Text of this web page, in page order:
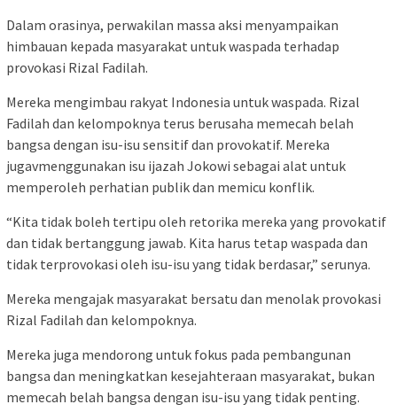
Dalam orasinya, perwakilan massa aksi menyampaikan
himbauan kepada masyarakat untuk waspada terhadap
provokasi Rizal Fadilah.
Mereka mengimbau rakyat Indonesia untuk waspada. Rizal
Fadilah dan kelompoknya terus berusaha memecah belah
bangsa dengan isu-isu sensitif dan provokatif. Mereka
jugavmenggunakan isu ijazah Jokowi sebagai alat untuk
memperoleh perhatian publik dan memicu konflik.
“Kita tidak boleh tertipu oleh retorika mereka yang provokatif
dan tidak bertanggung jawab. Kita harus tetap waspada dan
tidak terprovokasi oleh isu-isu yang tidak berdasar,” serunya.
Mereka mengajak masyarakat bersatu dan menolak provokasi
Rizal Fadilah dan kelompoknya.
Mereka juga mendorong untuk fokus pada pembangunan
bangsa dan meningkatkan kesejahteraan masyarakat, bukan
memecah belah bangsa dengan isu-isu yang tidak penting.